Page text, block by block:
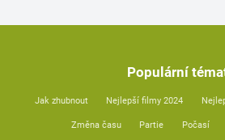
Populární
Jak zhubnout Nejlepší filmy 2024
Změna času Partie Počasí